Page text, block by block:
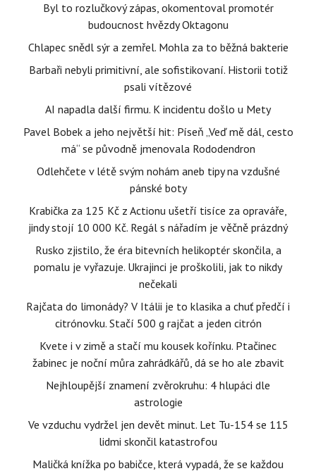
Byl to rozlučkový zápas, okomentoval promotér
budoucnost hvězdy Oktagonu
Chlapec snědl sýr a zemřel. Mohla za to běžná bakterie
Barbaři nebyli primitivní, ale sofistikovaní. Historii totiž
psali vítězové
AI napadla další firmu. K incidentu došlo u Mety
Pavel Bobek a jeho největší hit: Píseň „Veď mě dál, cesto
má“ se původně jmenovala Rododendron
Odlehčete v létě svým nohám aneb tipy na vzdušné
pánské boty
Krabička za 125 Kč z Actionu ušetří tisíce za opraváře,
jindy stojí 10 000 Kč. Regál s nářadím je věčně prázdný
Rusko zjistilo, že éra bitevních helikoptér skončila, a
pomalu je vyřazuje. Ukrajinci je proškolili, jak to nikdy
nečekali
Rajčata do limonády? V Itálii je to klasika a chuť předčí i
citrónovku. Stačí 500 g rajčat a jeden citrón
Kvete i v zimě a stačí mu kousek kořínku. Ptačinec
žabinec je noční můra zahrádkářů, dá se ho ale zbavit
Nejhloupější znamení zvěrokruhu: 4 hlupáci dle
astrologie
Ve vzduchu vydržel jen devět minut. Let Tu-154 se 115
lidmi skončil katastrofou
Maličká knížka po babičce, která vypadá, že se každou